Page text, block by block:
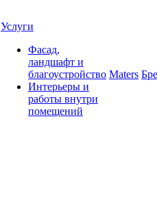
Услуги
Фасад,
ландшафт и
благоустройство
Интерьеры и
работы внутри
помещений
Maters